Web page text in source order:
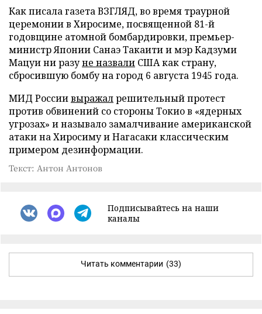
Как писала газета ВЗГЛЯД, во время траурной
церемонии в Хиросиме, посвященной 81-й
годовщине атомной бомбардировки, премьер-
министр Японии Санаэ Такаити и мэр Кадзуми
Мацуи ни разуне назвали США как страну,
сбросившую бомбу на город 6 августа 1945 года.
МИД Россиивыражалрешительный протест
против обвинений со стороны Токио в «ядерных
угрозах» и называло замалчивание американской
атаки на Хиросиму и Нагасаки классическим
примером дезинформации.
Текст: Антон Антонов
Подписывайтесь на наши
каналы
Читать комментарии (33)